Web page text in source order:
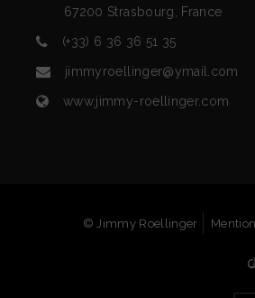
67200 Strasbourg France
(+33) 6 36 36 51 35
jimmyroellinger@ymail.com
www.jimmy-roellinger.com
© Jimmy Roellinger